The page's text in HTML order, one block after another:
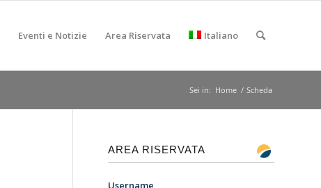
Eventi e Notizie Area Riservata Italiano
Sei in: Home / Scheda
AREA RISERVATA
Username